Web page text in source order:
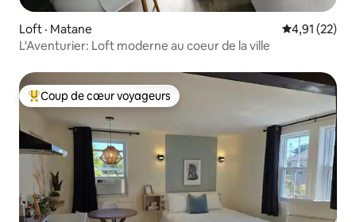
Loft · Matane Note
4,91 (22)
L'Aventurier: Loft moderne au coeur de la ville
Coup de cœur voyageurs parmi les plus aimés
Coup de cœur voyageurs